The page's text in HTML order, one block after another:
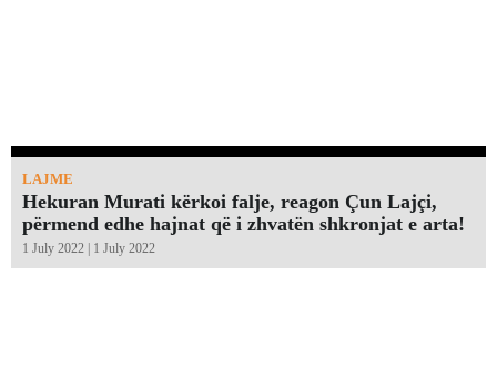
LAJME
Hekuran Murati kërkoi falje, reagon Çun Lajçi,
përmend edhe hajnat që i zhvatën shkronjat e arta!￼
1 July 2022 | 1 July 2022